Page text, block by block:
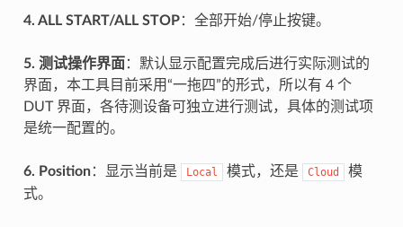
4. ALL START/ALL STOP：全部开始/停止按键。
5. 测试操作界面 ：默认显示配置完成后进行实际测试的
界面，本工具目前采用“一拖四”的形式，所以有 4 个
DUT 界面，各待测设备可独立进行测试，具体的测试项
是统一配置的。
6. Position：显示当前是 Local 模式，还是 Cloud
模
式。